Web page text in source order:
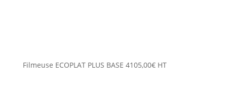
Filmeuse ECOPLAT PLUS BASE 4105,00€ HT